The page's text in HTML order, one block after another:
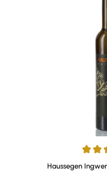
Durchschnittliche
Haussegen